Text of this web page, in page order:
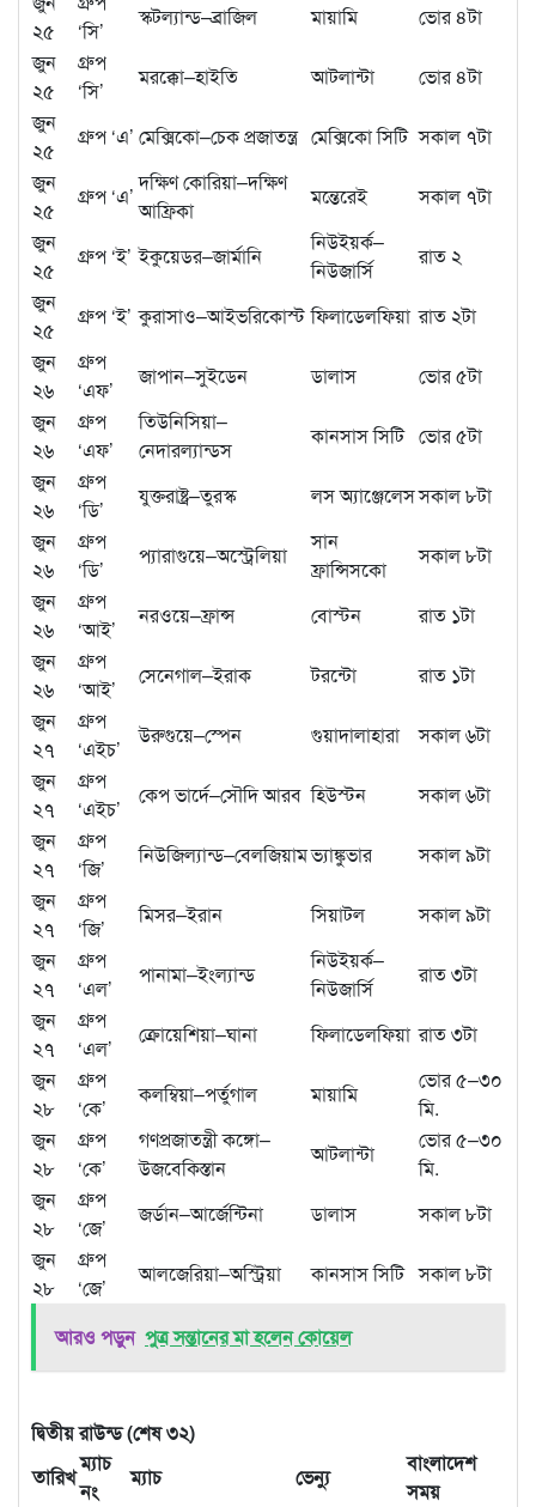
২৫
‘সি’
স্কটল্যান্ড–ব্রাজিল মায়ামি
ভোর ৪টা
জুন
২৫
গ্রুপ
‘সি’
মরক্কো–হাইতি আটলান্টা
ভোর ৪টা
জুন
২৫
গ্রুপ ‘এ’ মেক্সিকো–চেক প্রজাতন্ত্র মেক্সিকো সিটি সকাল ৭টা
জুন
২৫
গ্রুপ ‘এ’
দক্ষিণ কোরিয়া–দক্ষিণ
আফ্রিকা
মন্তেরেই
সকাল ৭টা
জুন
২৫
গ্রুপ ‘ই’ ইকুয়েডর–জার্মানি
নিউইয়র্ক–
নিউজার্সি
রাত ২
জুন
২৫
গ্রুপ ‘ই’ কুরাসাও–আইভরিকোস্ট ফিলাডেলফিয়া রাত ২টা
জুন
২৬
গ্রুপ
‘এফ’
জাপান–সুইডেন ডালাস
ভোর ৫টা
জুন
২৬
গ্রুপ
‘এফ’
তিউনিসিয়া–
নেদারল্যান্ডস
কানসাস সিটি ভোর ৫টা
জুন
২৬
গ্রুপ
‘ডি’
যুক্তরাষ্ট্র–তুরস্ক লস অ্যাঞ্জেলেসসকাল ৮টা
জুন
২৬
গ্রুপ
‘ডি’
প্যারাগুয়ে–অস্ট্রেলিয়া
সান
ফ্রান্সিসকো
সকাল ৮টা
জুন
২৬
গ্রুপ
‘আই’
নরওয়ে–ফ্রান্স বোস্টন
রাত ১টা
জুন
২৬
গ্রুপ
‘আই’
সেনেগাল–ইরাক টরন্টো
রাত ১টা
জুন
২৭
গ্রুপ
‘এইচ’
উরুগুয়ে–স্পেন গুয়াদালাহারা
সকাল ৬টা
জুন
২৭
গ্রুপ
‘এইচ’
কেপ ভার্দে–সৌদি আরব হিউস্টন
সকাল ৬টা
জুন
২৭
গ্রুপ
‘জি’
নিউজিল্যান্ড–বেলজিয়ামভ্যাঙ্কুভার
সকাল ৯টা
জুন
২৭
গ্রুপ
‘জি’
মিসর–ইরান সিয়াটল
সকাল ৯টা
জুন
২৭
গ্রুপ
‘এল’
পানামা–ইংল্যান্ড
নিউইয়র্ক–
নিউজার্সি
রাত ৩টা
জুন
২৭
গ্রুপ
‘এল’
ক্রোয়েশিয়া–ঘানা ফিলাডেলফিয়া রাত ৩টা
জুন
২৮
গ্রুপ
‘কে’
কলম্বিয়া–পর্তুগাল মায়ামি
ভোর ৫–৩০
মি.
জুন
২৮
গ্রুপ
‘কে’
গণপ্রজাতন্ত্রী কঙ্গো–
উজবেকিস্তান
আটলান্টা
ভোর ৫–৩০
মি.
জুন
২৮
গ্রুপ
‘জে’
জর্ডান–আর্জেন্টিনা ডালাস
সকাল ৮টা
জুন
২৮
গ্রুপ
‘জে’
আলজেরিয়া–অস্ট্রিয়া কানসাস সিটি সকাল ৮টা
আরও পড়ুন পুত্র সন্তানের মা হলেন কোয়েল
দ্বিতীয় রাউন্ড (শেষ ৩২)
তারিখ
ম্যাচ
নং
ম্যাচ ভেন্যু
বাংলাদেশ
সময়